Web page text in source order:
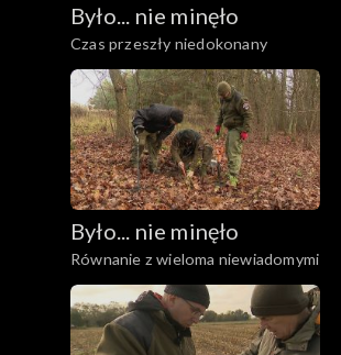
Było... nie minęło
Czas przeszły niedokonany
Było... nie minęło
Równanie z wieloma niewiadomymi